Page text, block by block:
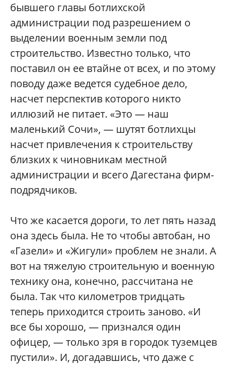
бывшего главы ботлихской
администрации под разрешением о
выделении военным земли под
строительство. Известно только, что
поставил он ее втайне от всех, и по этому
поводу даже ведется судебное дело,
насчет перспектив которого никто
иллюзий не питает. «Это — наш
маленький Сочи», — шутят ботлихцы
насчет привлечения к строительству
близких к чиновникам местной
администрации и всего Дагестана фирм-
подрядчиков.
Что же касается дороги, то лет пять назад
она здесь была. Не то чтобы автобан, но
«Газели» и «Жигули» проблем не знали. А
вот на тяжелую строительную и военную
технику она, конечно, рассчитана не
была. Так что километров тридцать
теперь приходится строить заново. «И
все бы хорошо, — признался один
офицер, — только зря в городок туземцев
пустили». И, догадавшись, что даже с